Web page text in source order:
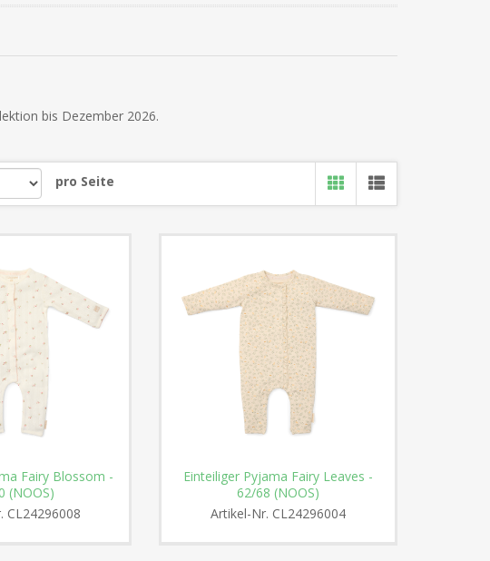
bis Dezember 2026.
pro Seite
Fairy Blossom -
(NOOS)
CL24296008
Einteiliger Pyjama Fairy Leaves -
62/68 (NOOS)
Artikel-Nr. CL24296004